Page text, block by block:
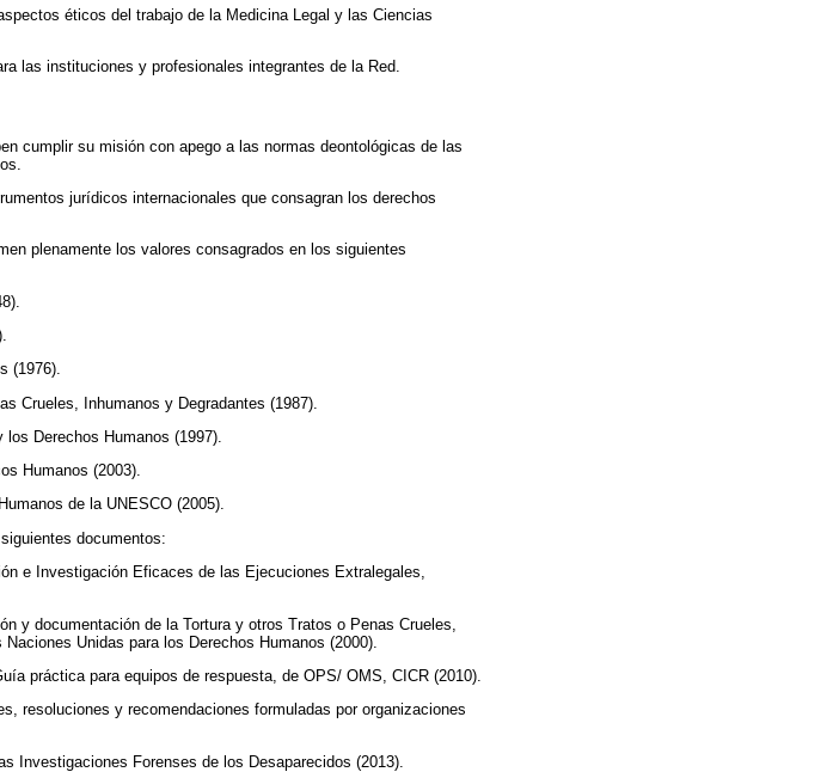
éticos del trabajo de la Medicina Legal y las Ciencias
las instituciones y profesionales integrantes de la Red.
cumplir su misión con apego a las normas deontológicas de las
jurídicos internacionales que consagran los derechos
plenamente los valores consagrados en los siguientes
(1976).
Crueles, Inhumanos y Degradantes (1987).
Derechos Humanos (1997).
Humanos (2003).
de la UNESCO (2005).
documentos:
e Investigación Eficaces de las Ejecuciones Extralegales,
y documentación de la Tortura y otros Tratos o Penas Crueles,
Unidas para los Derechos Humanos (2000).
práctica para equipos de respuesta, de OPS/ OMS, CICR (2010).
resoluciones y recomendaciones formuladas por organizaciones
Investigaciones Forenses de los Desaparecidos (2013).